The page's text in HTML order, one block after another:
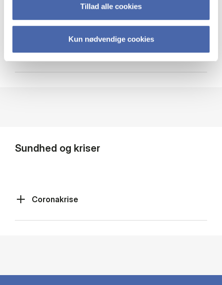
Tillad alle cookies
Kun nødvendige cookies
Cybersikkerhed
Sundhed og kriser
Coronakrise